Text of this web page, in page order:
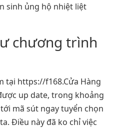
sinh ủng hộ nhiệt liệt
chương trình
tại https://f168.Cửa Hàng
up date, trong khoảng
mã sút ngay tuyển chọn
Điều này đã ko chỉ việc